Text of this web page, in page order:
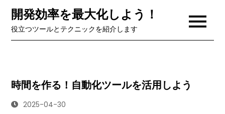
Skip
content
開発効率を最大化しよう！
役立つツールとテクニックを紹介します
時間を作る！自動化ツールを活用しよう
2025-04-30